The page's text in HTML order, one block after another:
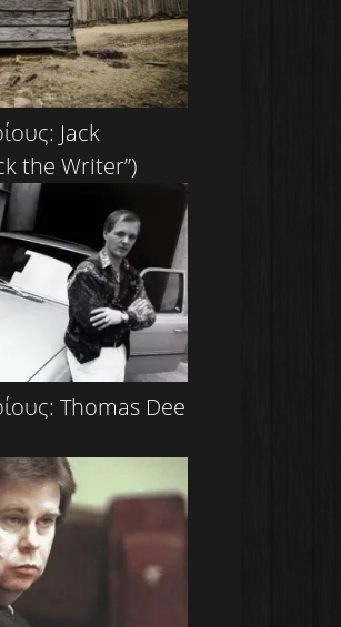
Jack
the Writer”)
Thomas Dee